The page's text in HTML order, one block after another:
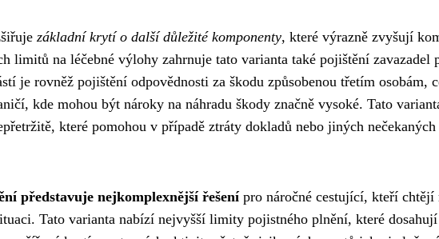
základní krytí o další důležité komponenty, které výrazně zvyšují
limitů na léčebné výlohy zahrnuje tato varianta také pojištění zavazadel
je rovněž pojištění odpovědnosti za škodu způsobenou třetím osobám,
kde mohou být nároky na náhradu škody značně vysoké. Tato
které pomohou v případě ztráty dokladů nebo jiných nečekaných
představuje nejkomplexnější řešenípro náročné cestující, kteří chtějí
Tato varianta nabízí nejvyšší limity pojistného plnění, které dosahují